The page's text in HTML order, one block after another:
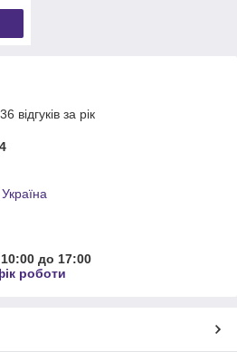
відгуків за рік
до 17:00
роботи